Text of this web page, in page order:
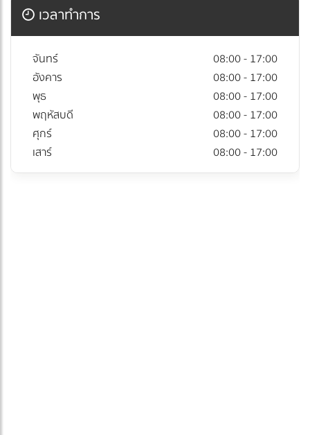
เวลาทำการ
จันทร์
08:00 - 17:00
อังคาร
08:00 - 17:00
พุธ
08:00 - 17:00
พฤหัสบดี
08:00 - 17:00
ศุกร์
08:00 - 17:00
เสาร์
08:00 - 17:00